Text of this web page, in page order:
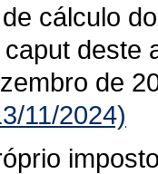
cálculo
de
11/2024)